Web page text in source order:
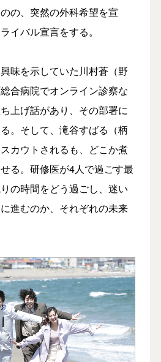
の、突然の外科希望を宣
イバル宣言をする。
味を示していた川村蒼（野
合病院でオンライン診察な
上げ話があり、その部署に
。そして、滝谷すばる（柄
カウトされるも、どこか煮
る。研修医が4人で過ごす最
の時間をどう過ごし、迷い
進むのか、それぞれの未来